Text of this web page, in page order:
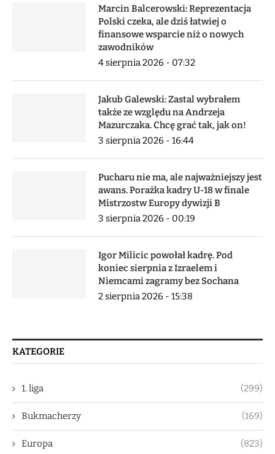
Marcin Balcerowski: Reprezentacja
Polski czeka, ale dziś łatwiej o
finansowe wsparcie niż o nowych
zawodników
4 sierpnia 2026 - 07:32
Jakub Galewski: Zastal wybrałem
także ze względu na Andrzeja
Mazurczaka. Chcę grać tak, jak on!
3 sierpnia 2026 - 16:44
Pucharu nie ma, ale najważniejszy jest
awans. Porażka kadry U-18 w finale
Mistrzostw Europy dywizji B
3 sierpnia 2026 - 00:19
Igor Milicic powołał kadrę. Pod
koniec sierpnia z Izraelem i
Niemcami zagramy bez Sochana
2 sierpnia 2026 - 15:38
KATEGORIE
1. liga (299)
Bukmacherzy (169)
Europa (823)